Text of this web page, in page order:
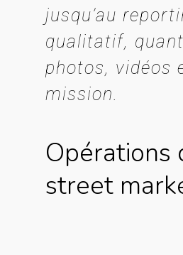
jusqu’au
qualitatif,
photos, vidéos
mission.
Opérations
street